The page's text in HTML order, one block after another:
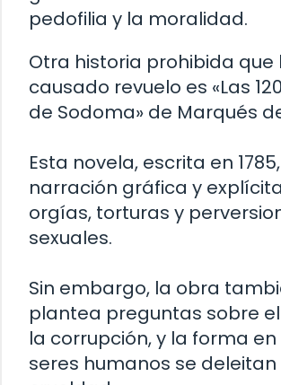
pedofilia y la moralidad.
Otra historia prohibida que
causado revuelo es «Las
de Sodoma» de Marqués
Esta novela, escrita en
narración gráfica y
orgías, torturas y
sexuales.
Sin embargo, la obra
plantea preguntas sobre
la corrupción, y la forma en
seres humanos se deleitan